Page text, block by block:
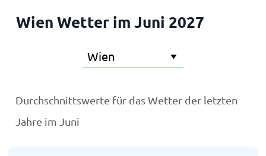
Wien Wetter im Juni 2027
Durchschnittswerte für das Wetter der letzten
Jahre im Juni